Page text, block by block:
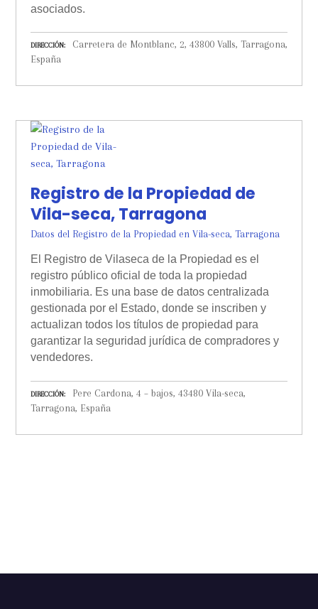
asociados.
DIRECCIÓN
Carretera de Montblanc, 2, 43800 Valls, Tarragona,
España
Registro de la Propiedad de
Vila-seca, Tarragona
Datos del Registro de la Propiedad en Vila-seca, Tarragona
El Registro de Vilaseca de la Propiedad es el
registro público oficial de toda la propiedad
inmobiliaria. Es una base de datos centralizada
gestionada por el Estado, donde se inscriben y
actualizan todos los títulos de propiedad para
garantizar la seguridad jurídica de compradores y
vendedores.
DIRECCIÓN
Pere Cardona, 4 – bajos, 43480 Vila-seca,
Tarragona, España